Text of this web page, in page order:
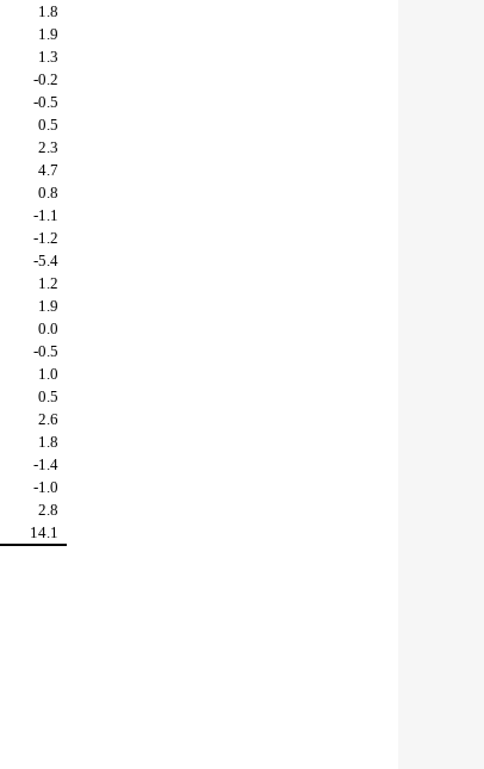
1.8
1.9
1.3
-0.2
-0.5
0.5
2.3
4.7
0.8
-1.1
-1.2
-5.4
1.2
1.9
0.0
-0.5
1.0
0.5
2.6
1.8
-1.4
-1.0
2.8
14.1